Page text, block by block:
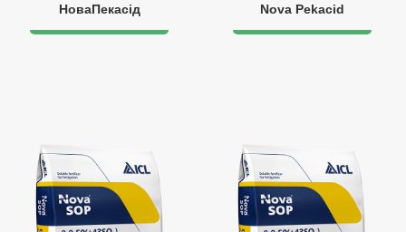
НоваПекасід Nova Pekacid